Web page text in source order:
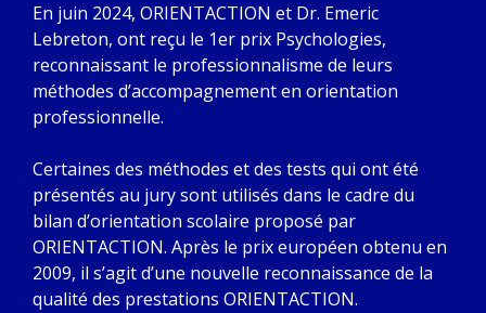
En juin 2024, ORIENTACTION et Dr. Emeric
Lebreton, ont reçu le 1er prix Psychologies,
reconnaissant le professionnalisme de leurs
méthodes d’accompagnement en orientation
professionnelle.
Certaines des méthodes et des tests qui ont été
présentés au jury sont utilisés dans le cadre du
bilan d’orientation scolaire proposé par
ORIENTACTION. Après le prix européen obtenu en
2009, il s’agit d’une nouvelle reconnaissance de la
qualité des prestations ORIENTACTION.